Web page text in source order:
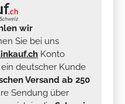
wir
Sie bei uns
Konto
deutscher Kunde
Versand ab 250
Sendung über